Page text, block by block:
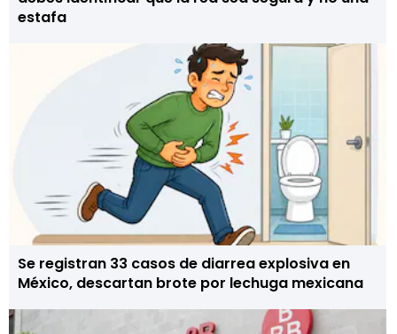
estafa
Se registran 33 casos de diarrea explosiva en
México, descartan brote por lechuga mexicana